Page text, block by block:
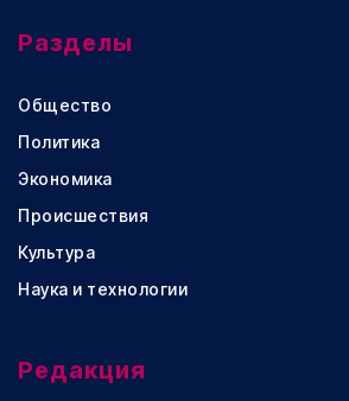
Разделы
Общество
Политика
Экономика
Происшествия
Культура
Наука и технологии
Редакция